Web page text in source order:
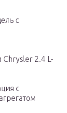
с
2.4 L-
с